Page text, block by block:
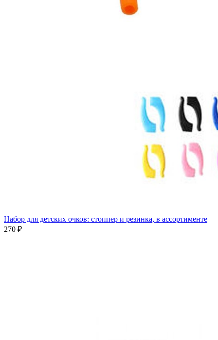
Набор для детских очков: стоппер и резинка, в ассортименте
270 ₽